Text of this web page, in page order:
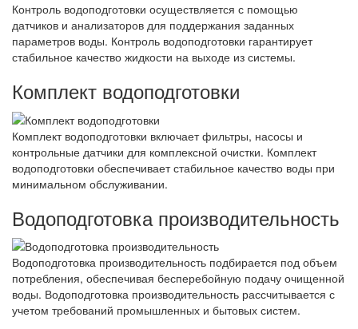
Контроль водоподготовки осуществляется с помощью
датчиков и анализаторов для поддержания заданных
параметров воды. Контроль водоподготовки гарантирует
стабильное качество жидкости на выходе из системы.
Комплект водоподготовки
Комплект водоподготовки включает фильтры, насосы и
контрольные датчики для комплексной очистки. Комплект
водоподготовки обеспечивает стабильное качество воды при
минимальном обслуживании.
Водоподготовка производительность
Водоподготовка производительность подбирается под объем
потребления, обеспечивая бесперебойную подачу очищенной
воды. Водоподготовка производительность рассчитывается с
учетом требований промышленных и бытовых систем.